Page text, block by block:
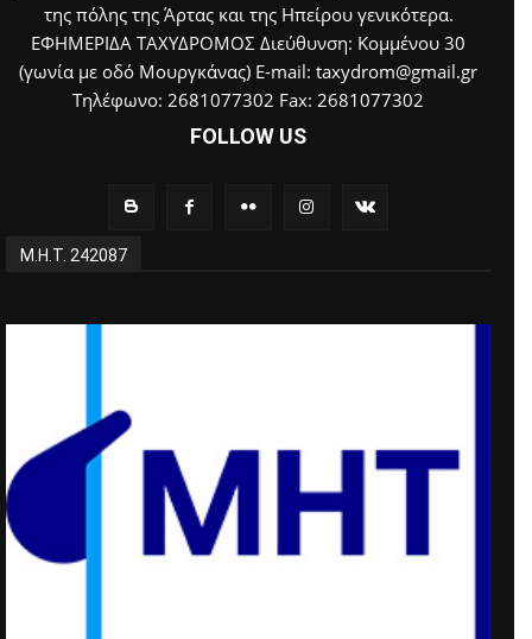
της πόλης της Άρτας και της Ηπείρου γενικότερα.
ΕΦΗΜΕΡΙΔΑ ΤΑΧΥΔΡΟΜΟΣ Διεύθυνση: Κομμένου 30
(γωνία με οδό Μουργκάνας) E-mail: taxydrom@gmail.gr
Τηλέφωνο: 2681077302 Fax: 2681077302
FOLLOW US
Μ.Η.Τ. 242087